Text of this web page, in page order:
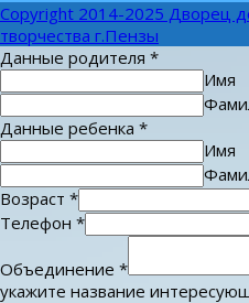
Copyright 2014-2025 Дворец
творчества г.Пензы
Данные родителя *
Имя
Данные ребенка *
Имя
Возраст *
Телефон *
Объединение *
укажите название